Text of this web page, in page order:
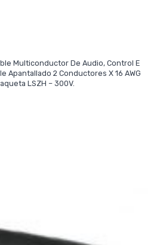
Multiconductor De Audio, Control E
Apantallado 2 Conductores X 16 AWG
LSZH – 300V.
Read More